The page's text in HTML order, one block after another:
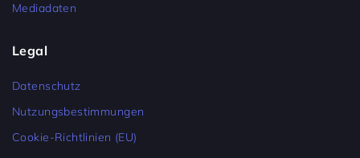
Mediadaten
Legal
Datenschutz
Nutzungsbestimmungen
Cookie-Richtlinien (EU)